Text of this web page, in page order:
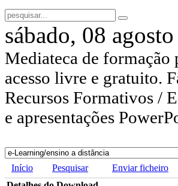
sábado, 08
Mediateca de formação
acesso livre e gratuito.
Recursos Formativos /
e apresentações
Início Pesquisar Enviar ficheiro